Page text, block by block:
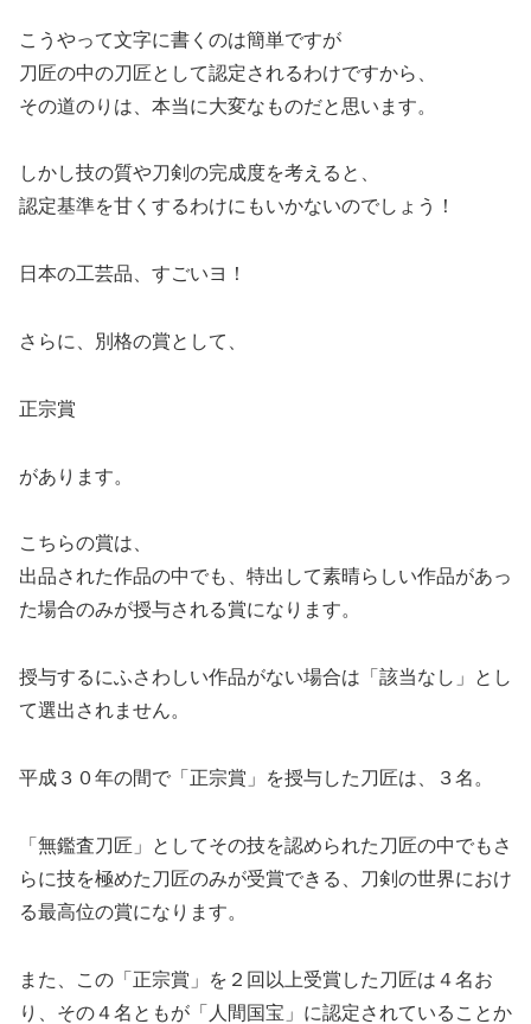
こうやって文字に書くのは簡単ですが
刀匠の中の刀匠として認定されるわけですから、
その道のりは、本当に大変なものだと思います。
しかし技の質や刀剣の完成度を考えると、
認定基準を甘くするわけにもいかないのでしょう！
日本の工芸品、すごいヨ！
さらに、別格の賞として、
正宗賞
があります。
こちらの賞は、
出品された作品の中でも、特出して素晴らしい作品があっ
た場合のみが授与される賞になります。
授与するにふさわしい作品がない場合は「該当なし」とし
て選出されません。
平成３０年の間で「正宗賞」を授与した刀匠は、３名。
「無鑑査刀匠」としてその技を認められた刀匠の中でもさ
らに技を極めた刀匠のみが受賞できる、刀剣の世界におけ
る最高位の賞になります。
また、この「正宗賞」を２回以上受賞した刀匠は４名お
り、その４名ともが「人間国宝」に認定されていることか